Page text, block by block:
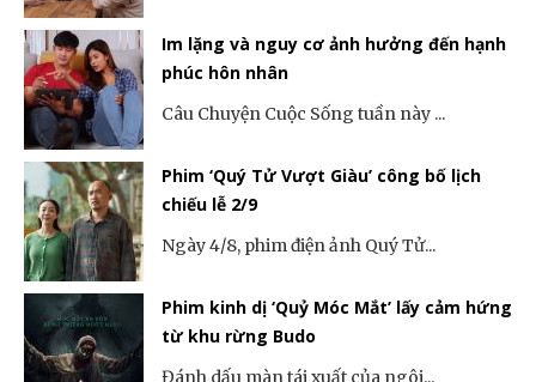
Im lặng và nguy cơ ảnh hưởng đến hạnh
phúc hôn nhân
Câu Chuyện Cuộc Sống tuần này ...
Phim ‘Quý Tử Vượt Giàu’ công bố lịch
chiếu lễ 2/9
Ngày 4/8, phim điện ảnh Quý Tử...
Phim kinh dị ‘Quỷ Móc Mắt’ lấy cảm hứng
từ khu rừng Budo
Đánh dấu màn tái xuất của ngôi...